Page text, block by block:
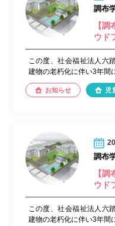
調布
【
ウド
この度、社会福祉法人六
建物の老朽化に伴い3年間
お知らせ 児
調布
【
ウド
この度、社会福祉法人六
建物の老朽化に伴い3年間